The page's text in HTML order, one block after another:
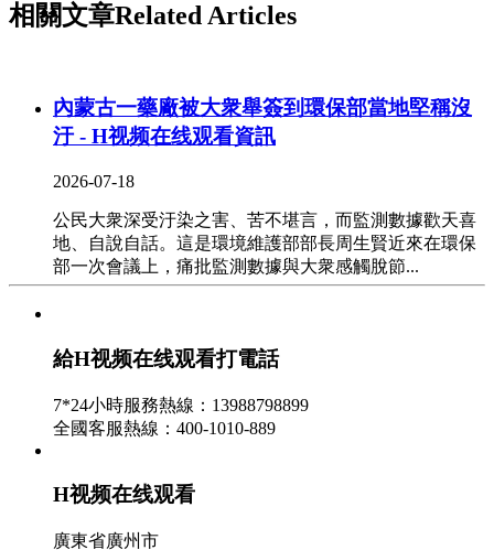
相關文章Related Articles
內蒙古一藥廠被大衆舉簽到環保部當地堅稱沒
汙 - H视频在线观看資訊
2026-07-18
公民大衆深受汙染之害、苦不堪言，而監測數據歡天喜
地、自說自話。這是環境維護部部長周生賢近來在環保
部一次會議上，痛批監測數據與大衆感觸脫節...
- H视频在线观看資訊
澳大利亞下議院12日以74票擁護、72票對立的效果通過
給H视频在线观看打電話
7*24小時服務熱線：13988798899
全國客服熱線：400-1010-889
H视频在线观看
廣東省廣州市